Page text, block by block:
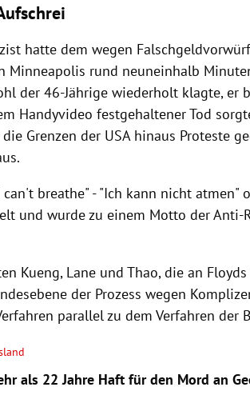
hatte dem wegen
Minneapolis rund neuneinhalb
der 46-Jährige wiederholt klagte, er
Handyvideo festgehaltener Tod
Grenzen der USA hinaus Proteste
can't breathe" - "Ich kann nicht atmen"
und wurde zu einem Motto der Anti-
Kueng, Lane und Thao, die an
der Prozess wegen
parallel zu dem Verfahren der
als 22 Jahre Haft für den Mord an